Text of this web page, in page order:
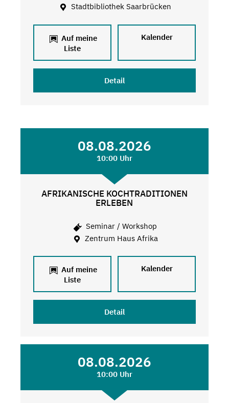
Stadtbibliothek Saarbrücken
Auf meine
Liste
Kalender
Detail
08.08.2026
10:00 Uhr
AFRIKANISCHE KOCHTRADITIONEN
ERLEBEN
Seminar / Workshop
Zentrum Haus Afrika
Auf meine
Liste
Kalender
Detail
08.08.2026
10:00 Uhr